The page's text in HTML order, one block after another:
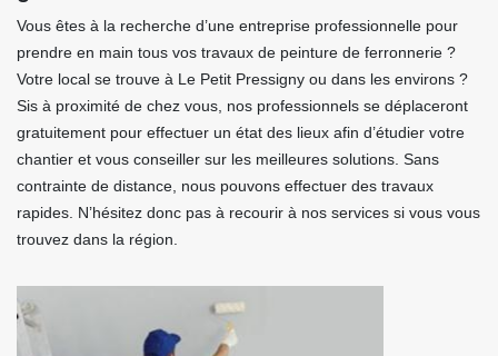
Vous êtes à la recherche d’une entreprise professionnelle pour
prendre en main tous vos travaux de peinture de ferronnerie ?
Votre local se trouve à Le Petit Pressigny ou dans les environs ?
Sis à proximité de chez vous, nos professionnels se déplaceront
gratuitement pour effectuer un état des lieux afin d’étudier votre
chantier et vous conseiller sur les meilleures solutions. Sans
contrainte de distance, nous pouvons effectuer des travaux
rapides. N’hésitez donc pas à recourir à nos services si vous vous
trouvez dans la région.